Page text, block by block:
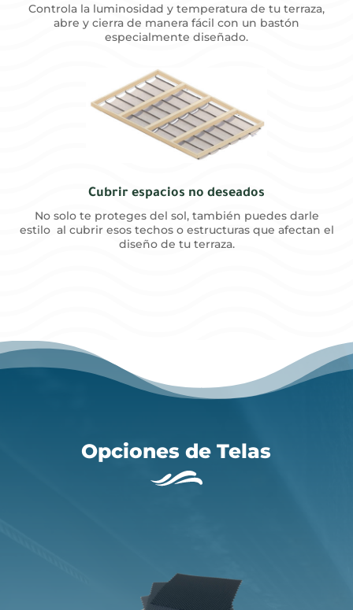
Controla la luminosidad y temperatura de tu terraza,
abre y cierra de manera fácil con un bastón
especialmente diseñado.
Cubrir espacios no deseados
No solo te proteges del sol, también puedes darle
estilo al cubrir esos techos o estructuras que afectan el
diseño de tu terraza.
Opciones de Telas